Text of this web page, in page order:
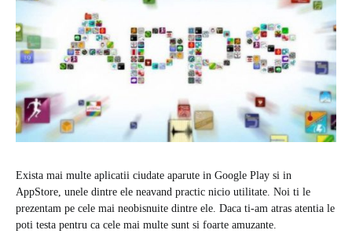
Exista mai multe aplicatii ciudate aparute in Google Play si in
AppStore, unele dintre ele neavand practic nicio utilitate. Noi ti le
prezentam pe cele mai neobisnuite dintre ele. Daca ti-am atras atentia le
poti testa pentru ca cele mai multe sunt si foarte amuzante.